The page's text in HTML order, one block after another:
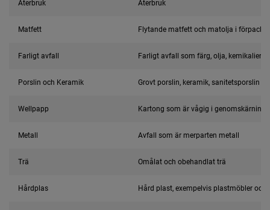
Återbruk Återbruk
Matfett Flytande matfett och matolja i
Farligt avfall Farligt avfall som färg, olja, kemikalier
Porslin och Keramik Grovt porslin, keramik, sanitetsporslin
Wellpapp Kartong som är vågig i
Metall Avfall som är merparten metall
Trä Omålat och obehandlat trä
Hårdplas Hård plast, exempelvis plastmöbler och